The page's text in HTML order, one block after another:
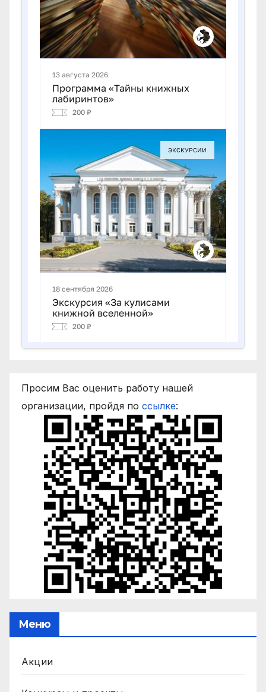
Просим Вас оценить работу нашей
организации, пройдя по ссылке:
Меню
Акции